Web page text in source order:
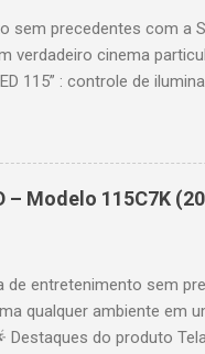
sem precedentes com a
verdadeiro cinema
115” : controle de
Taxa de
imediata. Google
como YouTube, Netflix,
sua navegação. 📐
(229,3 kg com
– Modelo 115C7K
de entretenimento sem
qualquer ambiente em
do produto